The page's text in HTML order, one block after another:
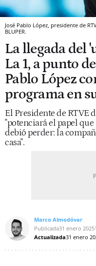
José Pablo López, presidente de
BLUPER.
La llegada del
La 1, a punto
Pablo López
programa en
El Presidente de RTVE
"potenciará el papel
debió perder: la
casa".
Marco Almodóvar
Publicada31 enero 2025
Actualizada31 enero